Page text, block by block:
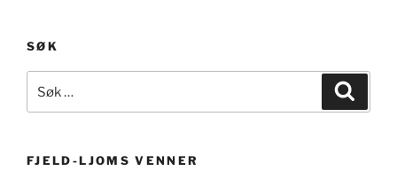
SØK
etter:
FJELD-LJOMS VENNER